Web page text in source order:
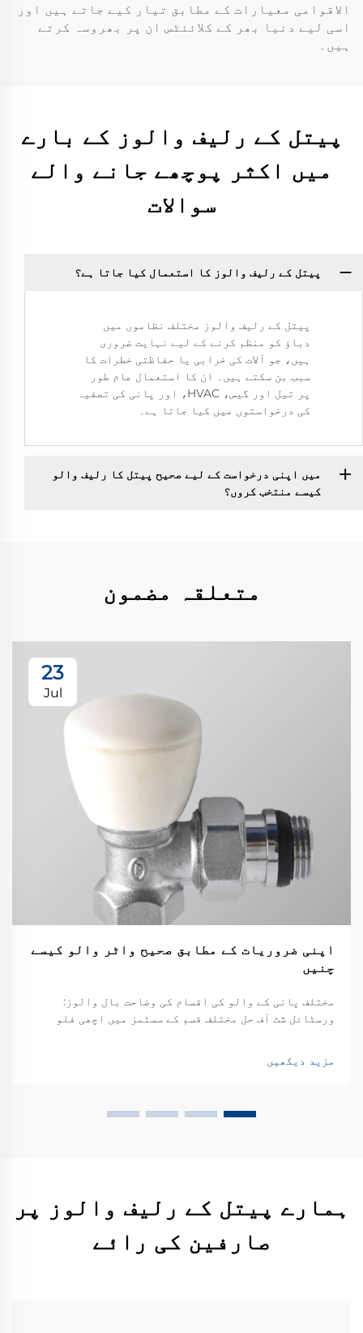
الاقوامی معیارات کے مطابق تیار کیے جاتے ہیں اور
اسی لیے دنیا بھر کے کلائنٹس ان پر بھروسہ کرتے
ہیں۔
پیتل کے رلیف والوز کے بارے
میں اکثر پوچھے جانے والے
سوالات
پیتل کے رلیف والوز کا استعمال کیا جاتا ہے؟
پیتل کے رلیف والوز مختلف نظاموں میں
دباؤ کو منظم کرنے کے لیے نہایت ضروری
ہیں، جو آلات کی خرابی یا حفاظتی خطرات کا
سبب بن سکتے ہیں۔ ان کا استعمال عام طور
پر تیل اور گیس، HVAC، اور پانی کی تصفیہ
کی درخواستوں میں کیا جاتا ہے۔
میں اپنی درخواست کے لیے صحیح پیتل کا رلیف والو
کیسے منتخب کروں؟
متعلقہ مضمون
23
Jul
اپنی ضروریات کے مطابق صحیح واٹر والو کیسے
چنیں
مختلف پانی کے والو کی اقسام کی وضاحت بال والوز:
ورسٹائل شٹ آف حل مختلف قسم کے سسٹمز میں اچھی فلو
خالی ب...
مزید دیکھیں
ہمارے پیتل کے رلیف والوز پر
صارفین کی رائے